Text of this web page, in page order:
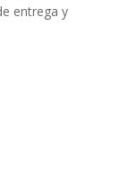
entrega y